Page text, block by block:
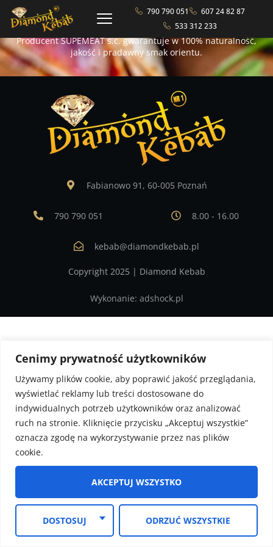
Cenimy prywatność użytkowników
Używamy plików cookie, aby poprawić jakość przeglądania,
wyświetlać reklamy lub treści dostosowane do
indywidualnych potrzeb użytkowników oraz analizować
ruch na stronie. Kliknięcie przycisku „Akceptuj wszystkie”
oznacza zgodę na wykorzystywanie przez nas plików
cookie.
DOSTOSUJ ODRZUĆ WSZYSTKIE
AKCEPTUJ WSZYSTKO
790 790 051
607 24 82 87
533 312 233
by dodatkowo zatruwać nimi
konsumowaną przez nas żywność.”
Producent SUPEMEAT s.c. gwarantuje w 100% naturalność,
jakość i pradawny smak orientu.
Fabianowo 91, 60-005 Poznań
790 790 051 8.00 - 16.00
kebab@diamondkebab.pl
Copyright 2025 | Diamond Kebab
Wykonanie: adshock.pl